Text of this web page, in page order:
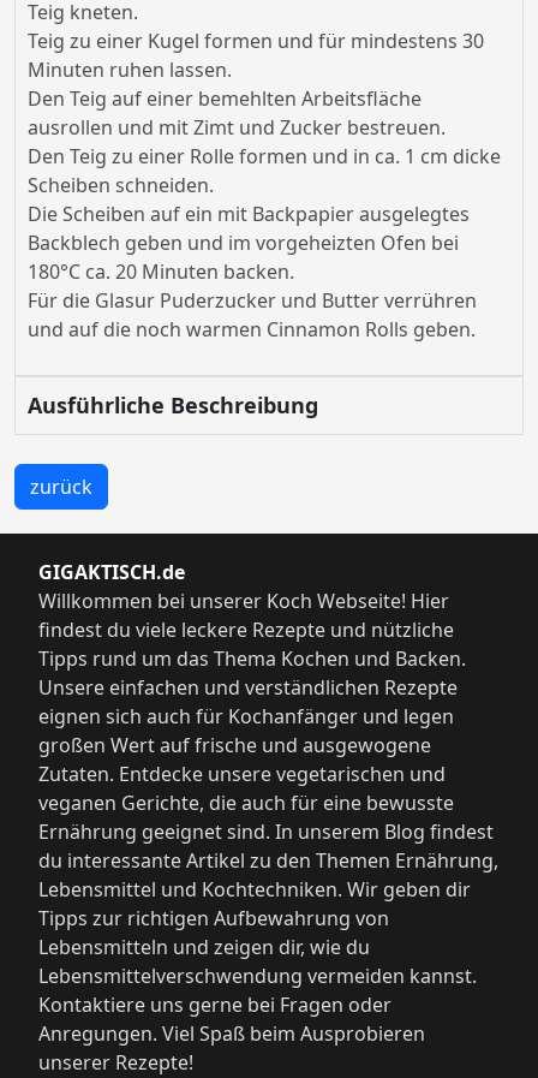
Teig kneten.
Teig zu einer Kugel formen und für mindestens 30
Minuten ruhen lassen.
Den Teig auf einer bemehlten Arbeitsfläche
ausrollen und mit Zimt und Zucker bestreuen.
Den Teig zu einer Rolle formen und in ca. 1 cm dicke
Scheiben schneiden.
Die Scheiben auf ein mit Backpapier ausgelegtes
Backblech geben und im vorgeheizten Ofen bei
180°C ca. 20 Minuten backen.
Für die Glasur Puderzucker und Butter verrühren
und auf die noch warmen Cinnamon Rolls geben.
Ausführliche Beschreibung
zurück
GIGAKTISCH.de
Willkommen bei unserer Koch Webseite! Hier
findest du viele leckere Rezepte und nützliche
Tipps rund um das Thema Kochen und Backen.
Unsere einfachen und verständlichen Rezepte
eignen sich auch für Kochanfänger und legen
großen Wert auf frische und ausgewogene
Zutaten. Entdecke unsere vegetarischen und
veganen Gerichte, die auch für eine bewusste
Ernährung geeignet sind. In unserem Blog findest
du interessante Artikel zu den Themen Ernährung,
Lebensmittel und Kochtechniken. Wir geben dir
Tipps zur richtigen Aufbewahrung von
Lebensmitteln und zeigen dir, wie du
Lebensmittelverschwendung vermeiden kannst.
Kontaktiere uns gerne bei Fragen oder
Anregungen. Viel Spaß beim Ausprobieren
unserer Rezepte!